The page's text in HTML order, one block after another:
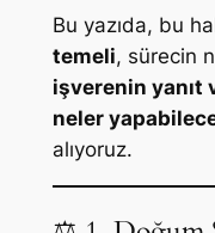
Bu yazıda, bu
temeli, sürecin
işverenin yanıt
neler
alıyoruz.